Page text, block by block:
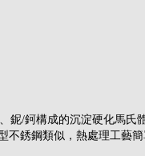
鈮/鈳構成的沉淀硬化馬氏
銹鋼類似，熱處理工藝簡